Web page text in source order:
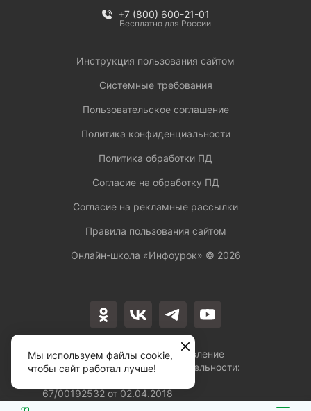
Лицензия на осуществление
образовательной деятельности:
67/00192532 от 02.04.2018
+7 (800) 600-21-01
Бесплатно для России
Инструкция пользования сайтом
Системные требования
Пользовательское соглашение
Политика конфиденциальности
Политика обработки ПД
Согласие на обработку ПД
Согласие на рекламные рассылки
Правила пользования сайтом
Онлайн-школа «Инфоурок» © 2026
Мы используем файлы cookie,
чтобы сайт работал лучше!